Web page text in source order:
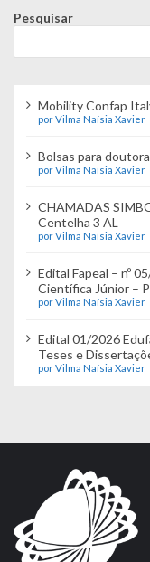
Pesquisar
Mobility Confap
por Vilma Naísia Xavier
Bolsas para
por Vilma Naísia Xavier
CHAMADAS
Centelha 3 AL
por Vilma Naísia Xavier
Edital Fapeal – nº
Científica Júnior –
por Vilma Naísia Xavier
Edital 01/2026
Teses e
por Vilma Naísia Xavier